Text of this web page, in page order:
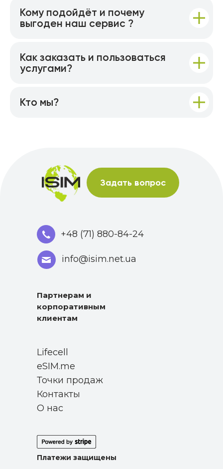
Кому подойдёт и почему
выгоден наш сервис ?
Как заказать и пользоваться
услугами?
Кто мы?
Задать вопрос
info@isim.net.ua
+48 (71) 880-84-24
Партнерам и
корпоративным
клиентам
Lifecell
eSIM.me
О нас
Точки продаж
Контакты
Платежи защищены